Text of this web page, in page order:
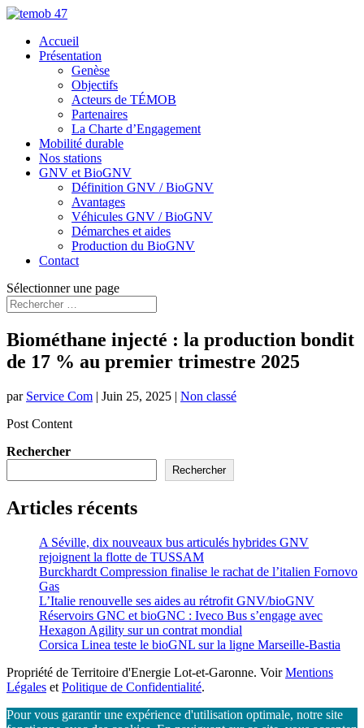
Accueil
Présentation
Genèse
Objectifs
Acteurs de TÉMOB
Partenaires
La Charte d’Engagement
Mobilité durable
Nos stations
GNV et BioGNV
Définition GNV / BioGNV
Avantages
Véhicules GNV / BioGNV
Démarches et aides
Production du BioGNV
Contact
Sélectionner une page
Biométhane injecté : la production bondit
de 17 % au premier trimestre 2025
par Service Com | Juin 25, 2025 | Non classé
Post Content
Rechercher
Rechercher
Articles récents
A Séville, dix nouveaux bus articulés hybrides GNV
rejoignent la flotte de TUSSAM
Burckhardt Compression finalise le rachat de l’italien Fornovo
Gas
L’Italie renouvelle ses aides au rétrofit GNV/bioGNV
Réservoirs GNC et bioGNC : Iveco Bus s’engage avec
Hexagon Agility sur un contrat mondial
Corsica Linea teste le bioGNL sur la ligne Marseille-Bastia
Propriété de Territoire d'Energie Lot-et-Garonne. VoirMentions
Légales et Politique de Confidentialité.
Pour vous garantir une expérience d'utilisation optimale, notre site